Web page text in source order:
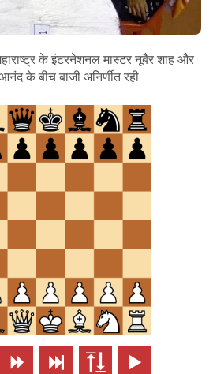
के इंटरनेशनल मास्टर नूबैर शाह और
के बीच बाजी अनिर्णीत रही
   